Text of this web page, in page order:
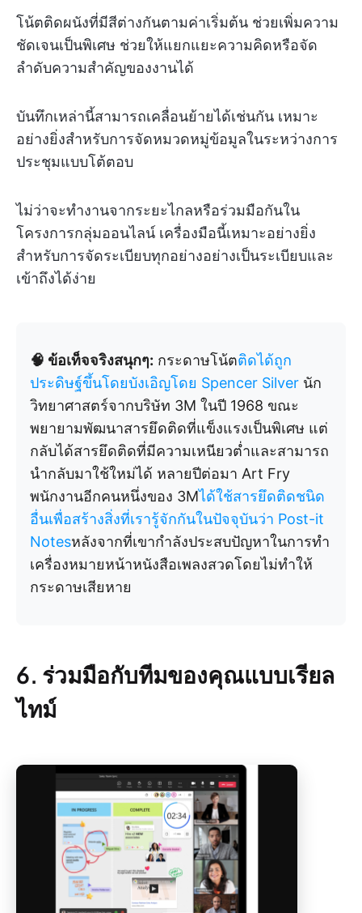
โน้ตติดผนังที่มีสีต่างกันตามค่าเริ่มต้น ช่วยเพิ่มความ
ชัดเจนเป็นพิเศษ ช่วยให้แยกแยะความคิดหรือจัด
ลำดับความสำคัญของงานได้
บันทึกเหล่านี้สามารถเคลื่อนย้ายได้เช่นกัน เหมาะ
อย่างยิ่งสำหรับการจัดหมวดหมู่ข้อมูลในระหว่างการ
ประชุมแบบโต้ตอบ
ไม่ว่าจะทำงานจากระยะไกลหรือร่วมมือกันใน
โครงการกลุ่มออนไลน์ เครื่องมือนี้เหมาะอย่างยิ่ง
สำหรับการจัดระเบียบทุกอย่างอย่างเป็นระเบียบและ
เข้าถึงได้ง่าย
🧠 ข้อเท็จจริงสนุกๆ: กระดาษโน้ตติดได้ถูก
ประดิษฐ์ขึ้นโดยบังเอิญโดย Spencer Silver นัก
วิทยาศาสตร์จากบริษัท 3M ในปี 1968 ขณะ
พยายามพัฒนาสารยึดติดที่แข็งแรงเป็นพิเศษ แต่
กลับได้สารยึดติดที่มีความเหนียวต่ำและสามารถ
นำกลับมาใช้ใหม่ได้ หลายปีต่อมา Art Fry
พนักงานอีกคนหนึ่งของ 3Mได้ใช้สารยึดติดชนิด
อื่นเพื่อสร้างสิ่งที่เรารู้จักกันในปัจจุบันว่า Post-it
Notesหลังจากที่เขากำลังประสบปัญหาในการทำ
เครื่องหมายหน้าหนังสือเพลงสวดโดยไม่ทำให้
กระดาษเสียหาย
6. ร่วมมือกับทีมของคุณแบบเรียล
ไทม์